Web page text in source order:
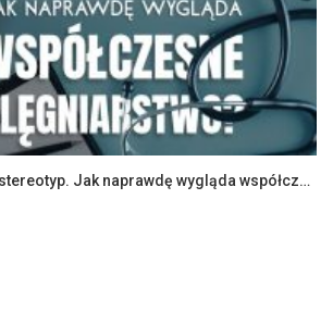
Zawód większy niż stereotyp. Jak naprawdę wygląda współczesne pielęgniarstwo?